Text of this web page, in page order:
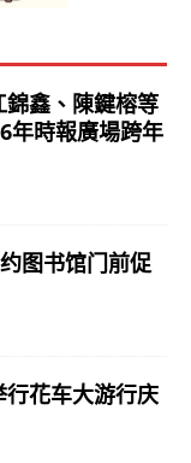
錦鑫、陳鍵榕等
年時報廣場跨年
图书馆门前促
行花车大游行庆